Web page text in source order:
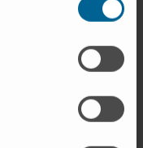
enfoque
tumoral
el tejido
especialistas
biopsias
de imagen e